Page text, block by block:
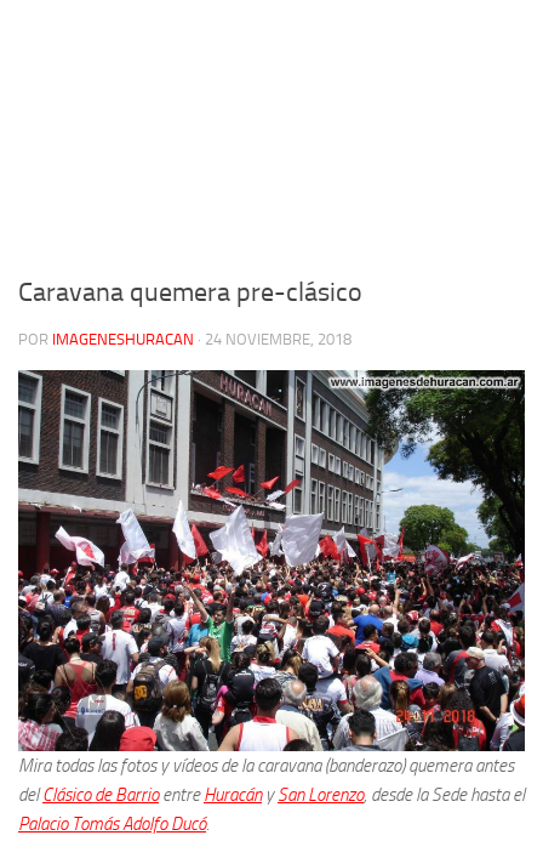
Caravana quemera pre-clásico
POR IMAGENESHURACAN · 24 NOVIEMBRE, 2018
Mira todas las fotos y vídeos de la caravana (banderazo) quemera antes
delClásico de BarrioentreHuracánySan Lorenzo, desde la Sede hasta el
Palacio Tomás Adolfo Ducó.